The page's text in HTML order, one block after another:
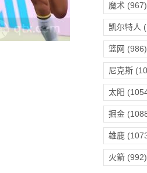
魔术 (967)
凯尔特人
篮网 (986)
尼克斯
太阳
掘金
雄鹿
火箭(992)